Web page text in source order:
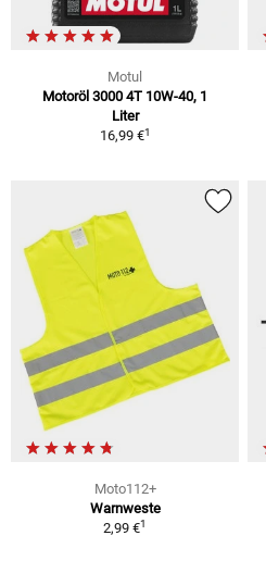
Motul
Motoröl 3000 4T 10W-40, 1
Liter
16,99 €1
Moto112+
Warnweste
2,99 €1